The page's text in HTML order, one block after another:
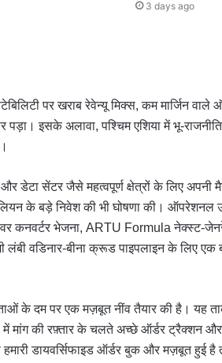
3 days ago
पर खराब रेवेन्यू मिक्स, कम मार्जिन
इसके अलावा, पश्चिम एशिया में भू-
और डेटा सेंटर जैसे महत्वपूर्ण क्षेत्रों के लिए अपनी
के बड़े निवेश की भी घोषणा की। ऑपरेशनल
कनवर्टर भेजना, ARTU Formula नेक्स्ट-
लंबी वडिनार-बीना क्रूड पाइपलाइन के लिए
के दम पर एक मज़बूत नींव तैयार की है। यह
में मांग की रफ़्तार के चलते अच्छे ऑर्डर ट्रैक्शन और
डायवर्सिफाइड ऑर्डर बुक और मज़बूत हुई है